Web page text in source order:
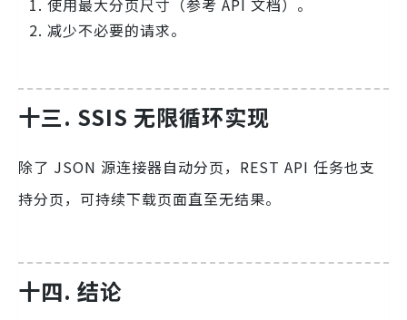
使用最大分页尺寸（参考 API 文档）。
减少不必要的请求。
十三. SSIS 无限循环实现
除了 JSON 源连接器自动分页，REST API 任务也支
持分页，可持续下载页面直至无结果。
十四. 结论